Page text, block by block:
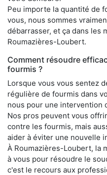
Peu importe la quantité de
vous, nous sommes
débarrasser, et ça dans les
Roumazières-Loubert.
Comment résoudre
fourmis ?
Lorsque vous vous sentez
régulière de fourmis dans
nous pour une intervention
Nos pros peuvent vous
contre les fourmis, mais
aider à éviter une nouvelle
À Roumazières-Loubert, la
à vous pour résoudre le
c'est le recours aux